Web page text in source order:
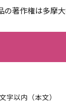
の著作権は多摩
字以内（本文）